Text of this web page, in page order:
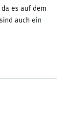
es auf dem
auch ein